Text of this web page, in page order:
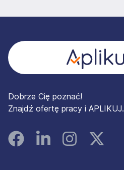
Dobrze Cię poznać!
Znajdź ofertę pracy i APLIKUJ.
FacebookLinked InInstagramInstagram